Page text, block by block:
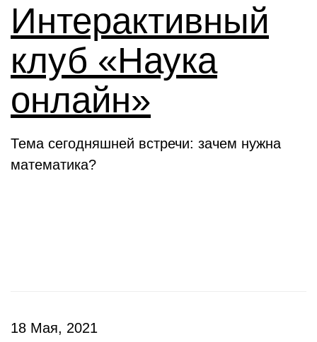
Интерактивный
клуб «Наука
онлайн»
Тема сегодняшней встречи: зачем нужна
математика?
18 Мая, 2021